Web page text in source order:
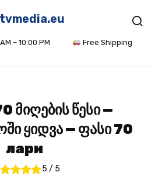
– 10:00 PM Free Shipping
მიღების წესი —
ყიდვა — ფასი 70
лари
5 / 5